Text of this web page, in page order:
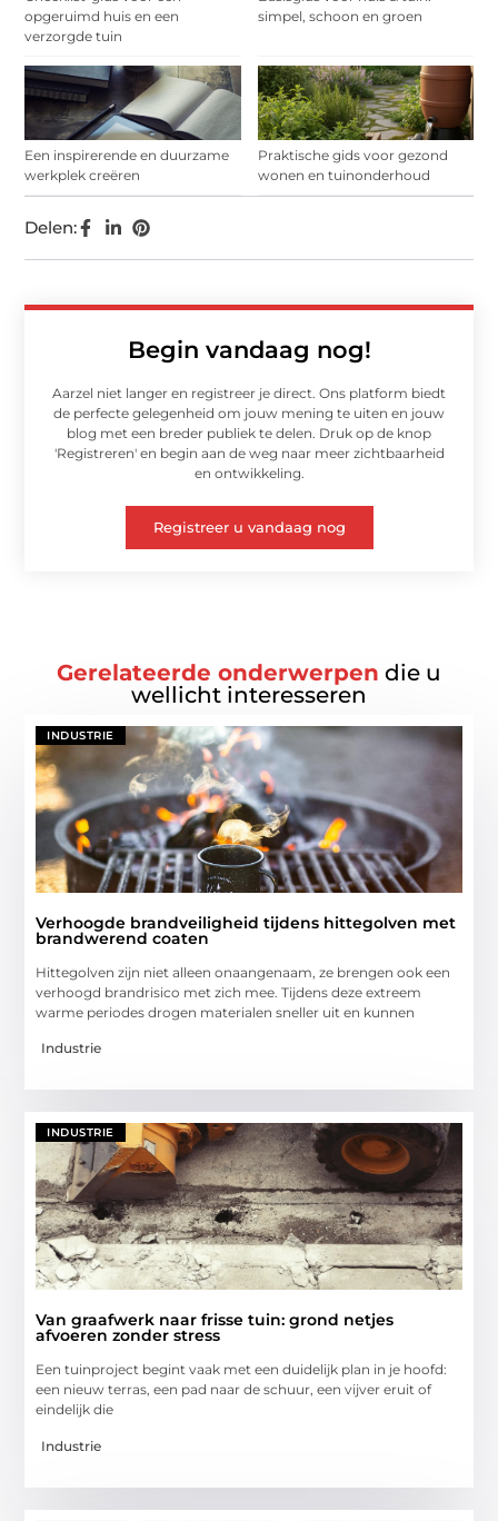
opgeruimd huis en een
verzorgde tuin
simpel, schoon en groen
Een inspirerende en duurzame
werkplek creëren
Praktische gids voor gezond
wonen en tuinonderhoud
Begin vandaag nog!
Aarzel niet langer en registreer je direct. Ons platform biedt
de perfecte gelegenheid om jouw mening te uiten en jouw
blog met een breder publiek te delen. Druk op de knop
'Registreren' en begin aan de weg naar meer zichtbaarheid
en ontwikkeling.
Registreer u vandaag nog
Delen:
Gerelateerde onderwerpen die u
wellicht interesseren
INDUSTRIE
Verhoogde brandveiligheid tijdens hittegolven met
brandwerend coaten
Hittegolven zijn niet alleen onaangenaam, ze brengen ook een
verhoogd brandrisico met zich mee. Tijdens deze extreem
warme periodes drogen materialen sneller uit en kunnen
Industrie
INDUSTRIE
Van graafwerk naar frisse tuin: grond netjes
afvoeren zonder stress
Een tuinproject begint vaak met een duidelijk plan in je hoofd:
een nieuw terras, een pad naar de schuur, een vijver eruit of
eindelijk die
Industrie